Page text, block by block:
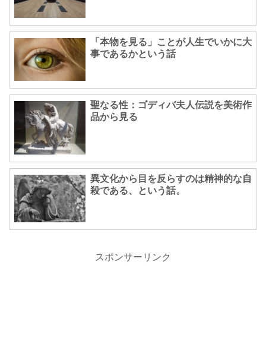
「本物を見る」ことが人生でいかに大
事であるかという話
聖なる性：ゴディバ夫人伝説を美術作
品から見る
異文化から目を反らすのは精神的な自
殺である、という話。
スポンサーリンク